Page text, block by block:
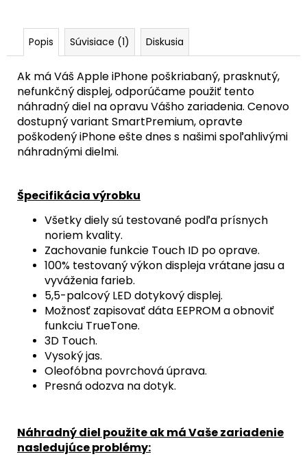
Popis Súvisiace (1) Diskusia
Ak má Váš Apple iPhone poškriabaný, prasknutý,
nefunkčný displej, odporúčame použiť tento
náhradný diel na opravu Vášho zariadenia. Cenovo
dostupný variant SmartPremium, opravte
poškodený iPhone ešte dnes s našimi spoľahlivými
náhradnými dielmi.
Špecifikácia výrobku
Všetky diely sú testované podľa prísnych
noriem kvality.
Zachovanie funkcie Touch ID po oprave.
100% testovaný výkon displeja vrátane jasu a
vyváženia farieb.
5,5-palcový LED dotykový displej.
Možnosť zapisovať dáta EEPROM a obnoviť
funkciu TrueTone.
3D Touch.
Vysoký jas.
Oleofóbna povrchová úprava.
Presná odozva na dotyk.
Náhradný diel použite ak má Vaše zariadenie
nasledujúce problémy: